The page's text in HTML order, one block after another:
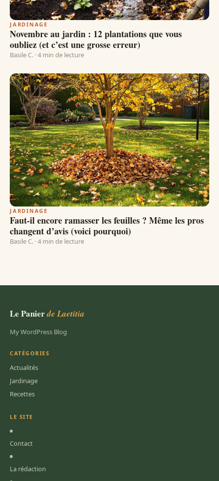
JARDINAGE
Novembre au jardin : 12 plantations que vous
oubliez (et c’est une grosse erreur)
Basile C. · 4 min de lecture
JARDINAGE
Faut-il encore ramasser les feuilles ? Même les pros
changent d’avis (voici pourquoi)
Basile C. · 4 min de lecture
Le Panierde Laetitia
My WordPress Blog
CATÉGORIES
Actualités
Jardinage
Recettes
LE SITE
Contact
La rédaction